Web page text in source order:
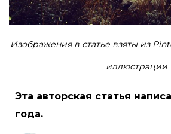
Изображения в статье взяты из
иллюстрации
Эта авторская статья
года.